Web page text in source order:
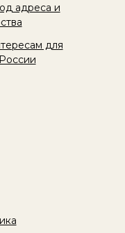
адреса и
для